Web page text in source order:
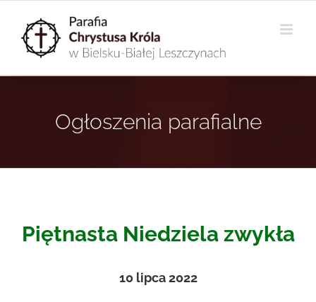
zawartości
Ogłoszenia parafialne
Piętnasta Niedziela zwykła
10 lipca 2022